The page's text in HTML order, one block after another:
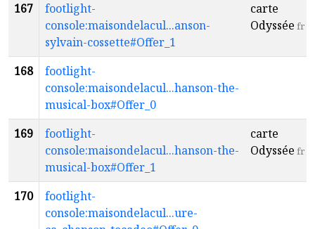
167
footlight-
console:maisondelacul...anson-
sylvain-cossette#Offer_1
carte
Odyssée fr
168
footlight-
console:maisondelacul...hanson-the-
musical-box#Offer_0
169
footlight-
console:maisondelacul...hanson-the-
musical-box#Offer_1
carte
Odyssée fr
170
footlight-
console:maisondelacul...ure-